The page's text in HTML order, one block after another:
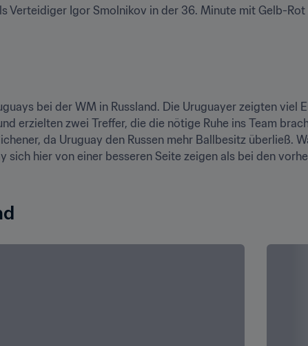
Verteidiger Igor Smolnikov in der 36. Minute mit Gelb-Rot
bei der WM in Russland. Die Uruguayer zeigten viel
erzielten zwei Treffer, die die nötige Ruhe ins Team
da Uruguay den Russen mehr Ballbesitz überließ.
sich hier von einer besseren Seite zeigen als bei den